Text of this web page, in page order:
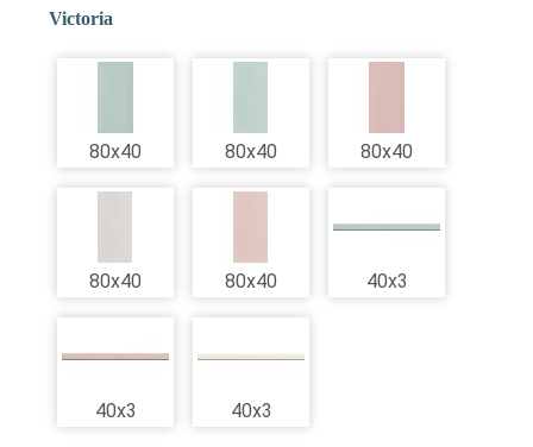
Victoria
80x40 80x40 80x40
80x40 80x40 40x3
40x3 40x3